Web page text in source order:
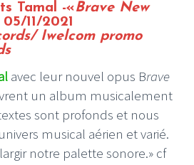
Tamal -« Brave New
11/2021
Iwelcom promo
avec leur nouvel opus Brave
un album musicalement
sont profonds et nous
musical aérien et varié.
notre palette sonore.» cf